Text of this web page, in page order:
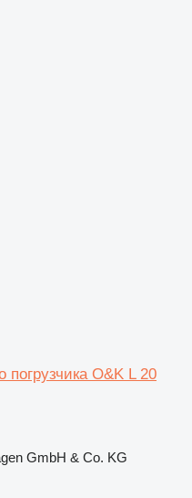
погрузчика O&K L 20
GmbH & Co. KG